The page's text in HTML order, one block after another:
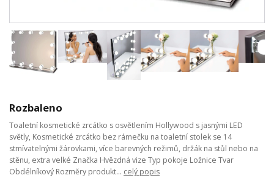
Rozbaleno
Toaletní kosmetické zrcátko s osvětlením Hollywood s jasnými LED
světly, Kosmetické zrcátko bez rámečku na toaletní stolek se 14
stmívatelnými žárovkami, více barevných režimů, držák na stůl nebo na
stěnu, extra velké Značka Hvězdná vize Typ pokoje Ložnice Tvar
Obdélníkový Rozměry produkt... celý popis